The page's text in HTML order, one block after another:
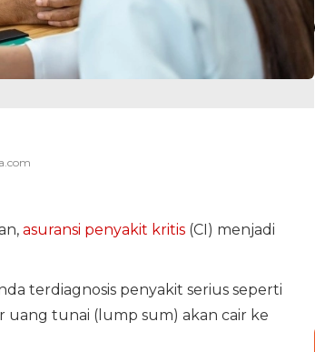
asuransi penyakit kritis(CI) menjadi
terdiagnosis penyakit serius seperti
uang tunai (lump sum) akan cair ke